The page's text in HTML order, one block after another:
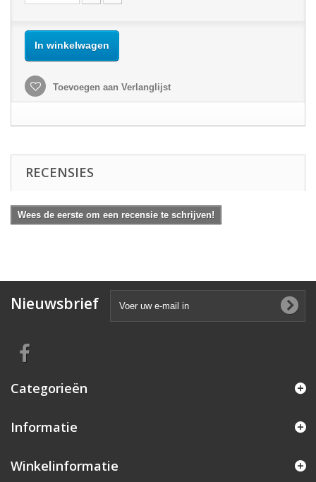
In winkelwagen
Toevoegen aan Verlanglijst
RECENSIES
Wees de eerste om een recensie te schrijven!
Nieuwsbrief
Categorieën
Informatie
Winkelinformatie